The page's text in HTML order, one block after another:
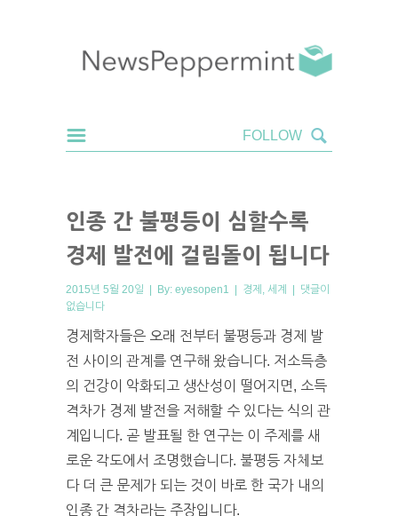
인종 간 불평등이 심할수록
경제 발전에 걸림돌이 됩니다
2015년 5월 20일 | By: eyesopen1 | 경제 세계 | 댓글이
없습니다
경제학자들은 오래 전부터 불평등과 경제 발
전 사이의 관계를 연구해 왔습니다. 저소득층
의 건강이 악화되고 생산성이 떨어지면, 소득
격차가 경제 발전을 저해할 수 있다는 식의 관
계입니다. 곧 발표될 한 연구는 이 주제를 새
로운 각도에서 조명했습니다. 불평등 자체보
다 더 큰 문제가 되는 것이 바로 한 국가 내의
인종 간 격차라는 주장입니다.